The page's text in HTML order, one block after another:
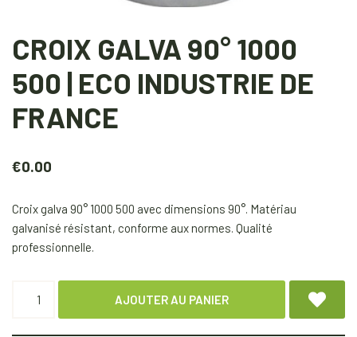
CROIX GALVA 90° 1000
500 | ECO INDUSTRIE DE
FRANCE
€0.00
Croix galva 90° 1000 500 avec dimensions 90°. Matériau
galvanisé résistant, conforme aux normes. Qualité
professionnelle.
AJOUTER AU PANIER